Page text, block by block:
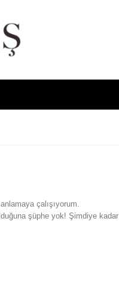
çalışıyorum.
şüphe yok! Şimdiye kadar